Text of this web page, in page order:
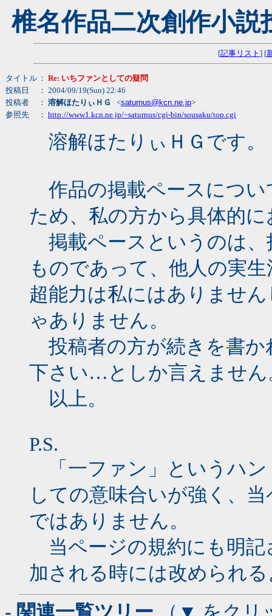
椎名作品二次創作小
[記事リスト ] [
タイトル ： Re: いちファンとしての疑問
投稿日
： 2004/09/19(Sun) 22:46
投稿者
： 溶解ほたりぃＨＧ <saturnus@kcn.ne.jp>
参照先
： http://www1.kcn.ne.jp/~saturnus/cgi-bin/sousaku/top.cgi
溶解ほたりぃＨＧです。
作品の掲載ペースについ
ため、私の方から具体的
掲載ペースというのは、
ものであって、他人の実
超能力は私にはありませ
ゃありません。
投稿者の方が続きを書か
下さい…としか言えません
以上。
P.S.
「一ファン」というハン
しての意味合いが強く、
ではありません。
当ページの規約にも明記
加される時には改められ